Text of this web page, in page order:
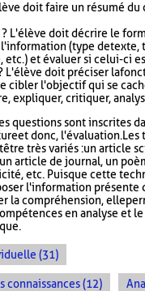
doit faire un résumé du
L'élève doit décrire le
(type de texte,
etc.) et évaluer si celui-ci
L'élève doit préciser la
cibler l'objectif qui se
expliquer, critiquer,
questions sont inscrites
et donc, l'évaluation. Les
être très variés : un article
article de journal, un
etc. Puisque cette
l'information présente
la compréhension, elle
en analyse et
(31)
connaissances (12)